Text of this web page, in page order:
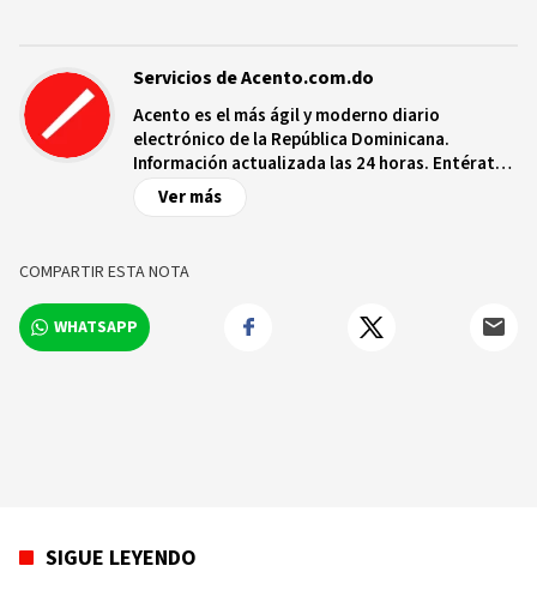
Servicios de Acento.com.do
Acento es el más ágil y moderno diario
electrónico de la República Dominicana.
Información actualizada las 24 horas. Entérate
de las noticias y sucesos más importantes a
nivel nacional e internacional, videos y fotos
Ver más
COMPARTIR ESTA NOTA
WHATSAPP
SIGUE LEYENDO